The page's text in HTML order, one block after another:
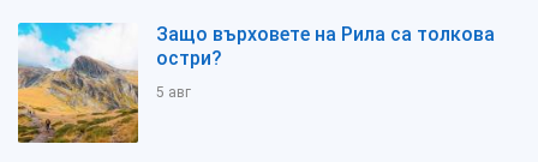
Защо върховете на Рила са толкова
остри?
5 авг